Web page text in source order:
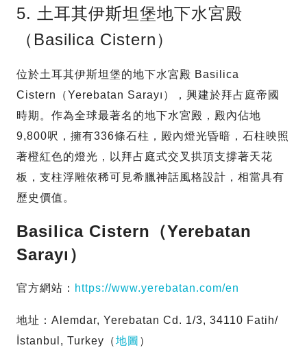
5. 土耳其伊斯坦堡地下水宮殿
（Basilica Cistern）
位於土耳其伊斯坦堡的地下水宮殿 Basilica
Cistern（Yerebatan Sarayı），興建於拜占庭帝國
時期。作為全球最著名的地下水宮殿，殿內佔地
9,800呎，擁有336條石柱，殿內燈光昏暗，石柱映照
著橙紅色的燈光，以拜占庭式交叉拱頂支撐著天花
板，支柱浮雕依稀可見希臘神話風格設計，相當具有
歷史價值。
Basilica Cistern（Yerebatan
Sarayı）
官方網站： https://www.yerebatan.com/en
地址：Alemdar, Yerebatan Cd. 1/3, 34110 Fatih/
İstanbul, Turkey（地圖 ）